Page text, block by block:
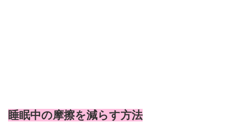
睡眠中の摩擦を減らす方法